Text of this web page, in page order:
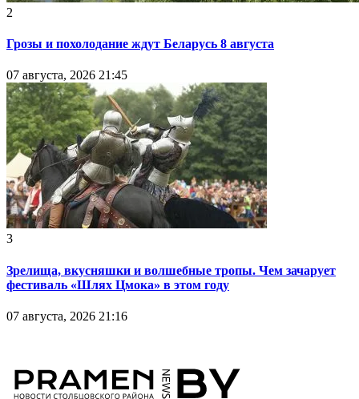
2
Грозы и похолодание ждут Беларусь 8 августа
07 августа, 2026 21:45
3
Зрелища, вкусняшки и волшебные тропы. Чем зачарует
фестиваль «Шлях Цмока» в этом году
07 августа, 2026 21:16